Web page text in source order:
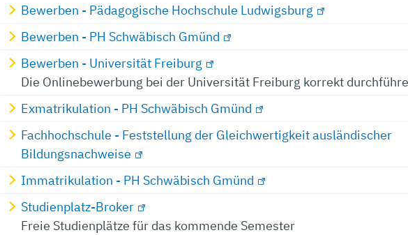
Bewerben - Pädagogische Hochschule Ludwigsburg
Bewerben - PH Schwäbisch Gmünd
Bewerben - Universität Freiburg
Die Onlinebewerbung bei der Universität Freiburg korrekt
Exmatrikulation - PH Schwäbisch Gmünd
Fachhochschule - Feststellung der Gleichwertigkeit ausländischer
Bildungsnachweise
Immatrikulation - PH Schwäbisch Gmünd
Studienplatz-Broker
Freie Studienplätze für das kommende Semester